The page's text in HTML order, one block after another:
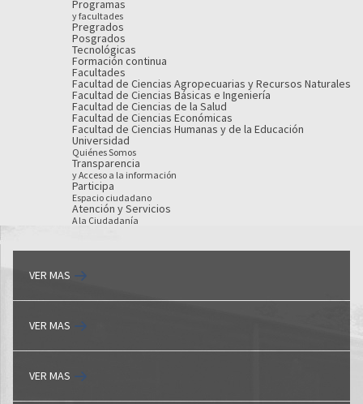
Programas
y facultades
Pregrados
Posgrados
Tecnológicas
Formación continua
Facultades
Facultad de Ciencias Agropecuarias y Recursos Naturales
Facultad de Ciencias Básicas e Ingeniería
Facultad de Ciencias de la Salud
Facultad de Ciencias Económicas
Facultad de Ciencias Humanas y de la Educación
Universidad
Quiénes Somos
Transparencia
y Acceso a la información
Participa
Espacio ciudadano
Atención y Servicios
A la Ciudadanía
VER MAS
VER MAS
VER MAS